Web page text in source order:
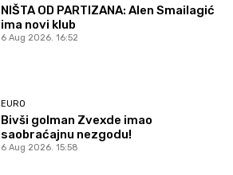
NIŠTA OD PARTIZANA: Alen Smailagić
ima novi klub
6 Aug 2026. 16:52
EURO
Bivši golman Zvexde imao
saobraćajnu nezgodu!
6 Aug 2026. 15:58